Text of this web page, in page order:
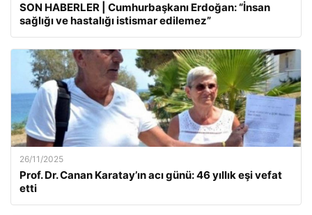
SON HABERLER | Cumhurbaşkanı Erdoğan: “İnsan
sağlığı ve hastalığı istismar edilemez”
26/11/2025
Prof. Dr. Canan Karatay’ın acı günü: 46 yıllık eşi vefat
etti